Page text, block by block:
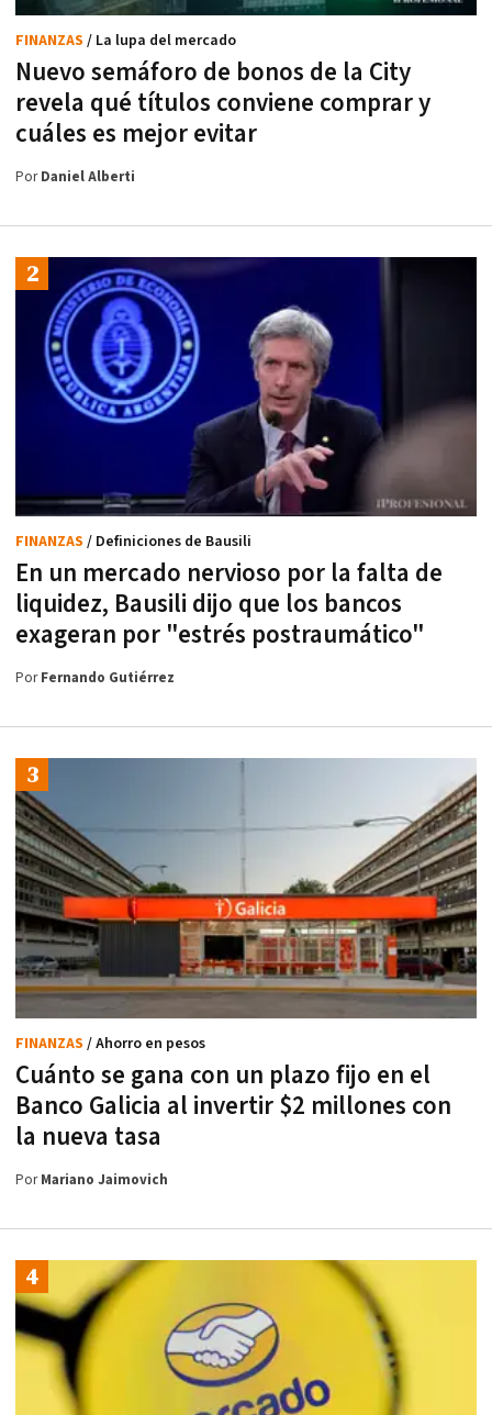
Nuevo semáforo de bonos de la City
revela qué títulos conviene comprar y
cuáles es mejor evitar
FINANZAS / La lupa del mercado
PorDaniel Alberti
En un mercado nervioso por la falta de
liquidez, Bausili dijo que los bancos
exageran por "estrés postraumático"
FINANZAS / Definiciones de Bausili
PorFernando Gutiérrez
Cuánto se gana con un plazo fijo en el
Banco Galicia al invertir $2 millones con
la nueva tasa
FINANZAS / Ahorro en pesos
PorMariano Jaimovich